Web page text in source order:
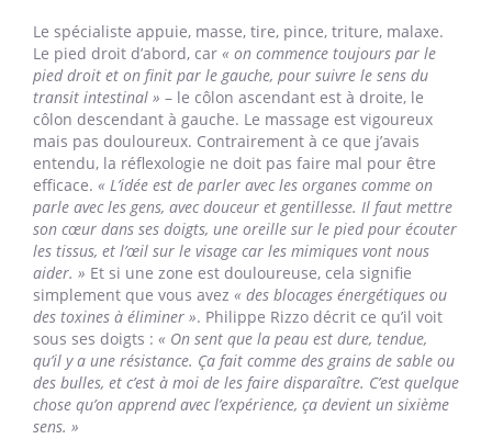
Le spécialiste appuie, masse, tire, pince, triture, malaxe.
Le pied droit d’abord, car « on commence toujours par le
pied droit et on finit par le gauche, pour suivre le sens du
transit intestinal » – le côlon ascendant est à droite, le
côlon descendant à gauche. Le massage est vigoureux
mais pas douloureux. Contrairement à ce que j’avais
entendu, la réflexologie ne doit pas faire mal pour être
efficace. « L’idée est de parler avec les organes comme on
parle avec les gens, avec douceur et gentillesse. Il faut mettre
son cœur dans ses doigts, une oreille sur le pied pour écouter
les tissus, et l’œil sur le visage car les mimiques vont nous
aider. » Et si une zone est douloureuse, cela signifie
simplement que vous avez « des blocages énergétiques ou
des toxines à éliminer ». Philippe Rizzo décrit ce qu’il voit
sous ses doigts : « On sent que la peau est dure, tendue,
qu’il y a une résistance. Ça fait comme des grains de sable ou
des bulles, et c’est à moi de les faire disparaître. C’est quelque
chose qu’on apprend avec l’expérience, ça devient un sixième
sens. »